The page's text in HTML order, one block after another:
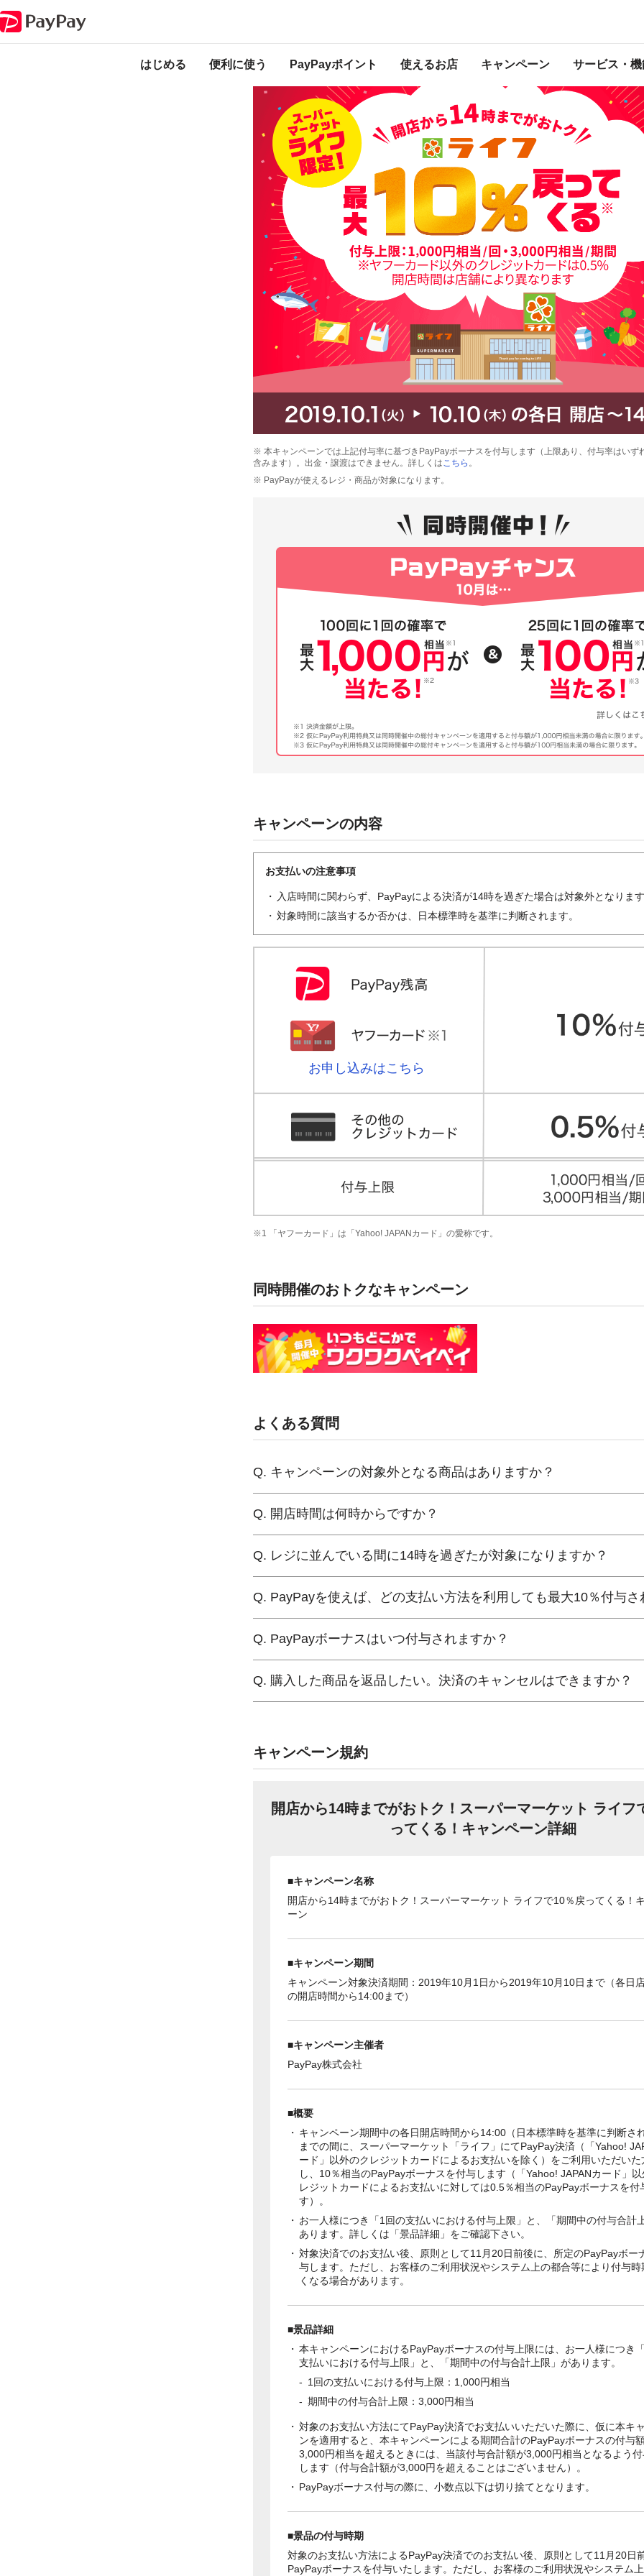
はじめる 便利に使う PayPayポイント 使えるお店 キャンペーン サービス・
ります。
※ 本キャンペーンでは上記付与率に基づきPayPayボーナスを付与します（上限あり、付与率はいず
含みます）。出金・譲渡はできません。詳しくは こちら 。
※ PayPayが使えるレジ・商品が対象になります。
キャンペーンの内容
お支払いの注意事項
入店時間に関わらず、PayPayによる決済が14時を過ぎた場合は対象外となりま
対象時間に該当するか否かは、日本標準時を基準に判断されます。
お申し込みはこちら
※1 「ヤフーカード」は「Yahoo! JAPANカード」の愛称です。
同時開催のおトクなキャンペーン
よくある質問
Q. キャンペーンの対象外となる商品はありますか？
Q. 開店時間は何時からですか？
Q. レジに並んでいる間に14時を過ぎたが対象になりますか？
Q. PayPayを使えば、どの支払い方法を利用しても最大10％付与さ
Q. PayPayボーナスはいつ付与されますか？
Q. 購入した商品を返品したい。決済のキャンセルはできますか？
キャンペーン規約
開店から14時までがおトク！スーパーマーケット ライフ
ってくる！キャンペーン詳細
■キャンペーン名称
開店から14時までがおトク！スーパーマーケット ライフで10％戻ってくる！
ーン
■キャンペーン期間
キャンペーン対象決済期間：2019年10月1日から2019年10月10日まで（各日
の開店時間から14:00まで）
■キャンペーン主催者
PayPay株式会社
■概要
キャンペーン期間中の各日開店時間から14:00（日本標準時を基準に判断さ
までの間に、スーパーマーケット「ライフ」にてPayPay決済（「Yahoo!
ード」以外のクレジットカードによるお支払いを除く）をご利用いただいた
し、10％相当のPayPayボーナスを付与します（「Yahoo! JAPANカード」
レジットカードによるお支払いに対しては0.5％相当のPayPayボーナスを付
す）。
お一人様につき「1回の支払いにおける付与上限」と、「期間中の付与合計
あります。詳しくは「景品詳細」をご確認下さい。
対象決済でのお支払い後、原則として11月20日前後に、所定のPayPayボー
与します。ただし、お客様のご利用状況やシステム上の都合等により付与時
くなる場合があります。
■景品詳細
本キャンペーンにおけるPayPayボーナスの付与上限には、お一人様につき
支払いにおける付与上限」と、「期間中の付与合計上限」があります。
1回の支払いにおける付与上限：1,000円相当
期間中の付与合計上限：3,000円相当
対象のお支払い方法にてPayPay決済でお支払いいただいた際に、仮に本キ
ンを適用すると、本キャンペーンによる期間合計のPayPayボーナスの付与
3,000円相当を超えるときには、当該付与合計額が3,000円相当となるよう
します（付与合計額が3,000円を超えることはございません）。
PayPayボーナス付与の際に、小数点以下は切り捨てとなります。
■景品の付与時期
対象のお支払い方法によるPayPay決済でのお支払い後、原則として11月20日
PayPayボーナスを付与いたします。ただし、お客様のご利用状況やシステム